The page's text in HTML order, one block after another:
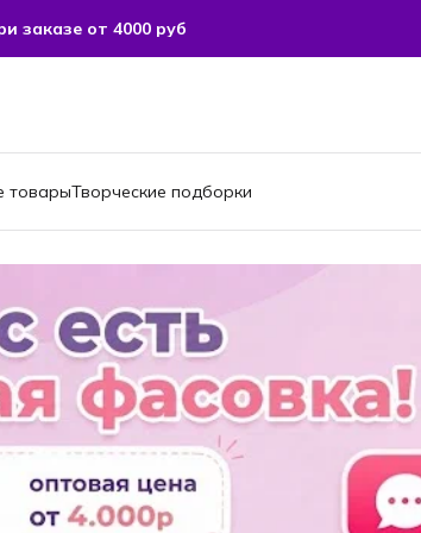
от 4000 руб
от 4000 руб
товарыТворческие подборки